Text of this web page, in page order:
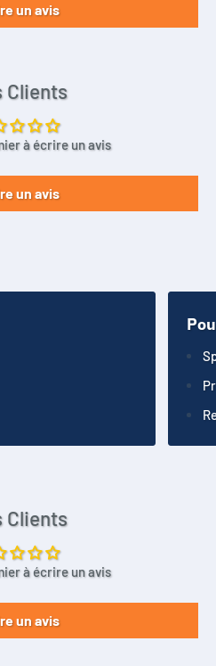
un avis
Clients
à écrire un avis
un avis
Clients
à écrire un avis
un avis